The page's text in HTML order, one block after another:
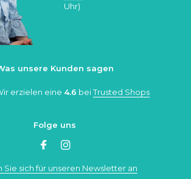
Uhr)
unsere Kunden sagen
erzielen eine 4.6 beiTrusted Shops
Folge uns
Sie sich für unseren Newsletter an